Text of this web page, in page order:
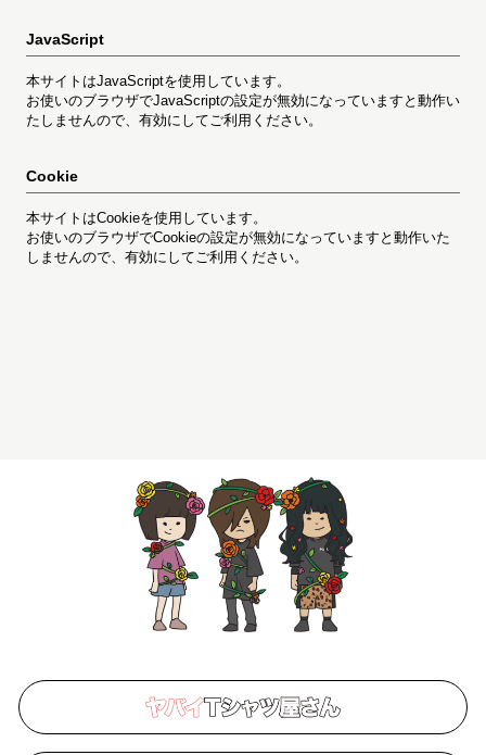
JavaScript
本サイトはJavaScriptを使用しています。
お使いのブラウザでJavaScriptの設定が無効になっていますと動作い
たしませんので、有効にしてご利用ください。
Cookie
本サイトはCookieを使用しています。
お使いのブラウザでCookieの設定が無効になっていますと動作いた
しませんので、有効にしてご利用ください。